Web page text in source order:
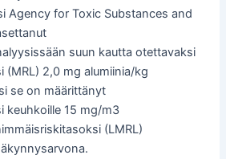
Agency for Toxic Substances and
suun kautta otettavaksi
(MRL) 2,0 mg alumiinia/kg
se on määrittänyt
keuhkoille 15 mg/m3
(LMRL)